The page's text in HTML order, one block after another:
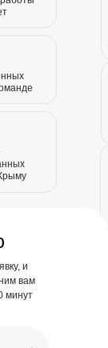
и
вам
минут